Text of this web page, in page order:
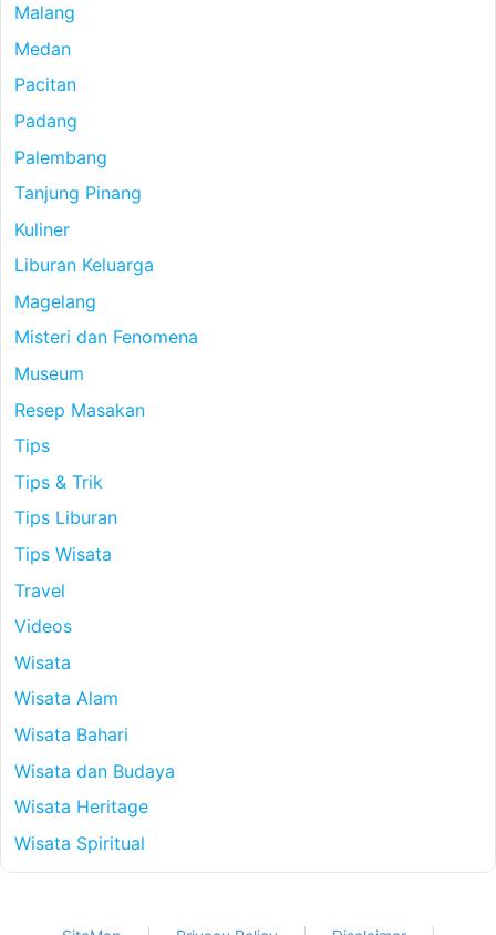
Malang
Medan
Pacitan
Padang
Palembang
Tanjung Pinang
Kuliner
Liburan Keluarga
Magelang
Misteri dan Fenomena
Museum
Resep Masakan
Tips
Tips & Trik
Tips Liburan
Tips Wisata
Travel
Videos
Wisata
Wisata Alam
Wisata Bahari
Wisata dan Budaya
Wisata Heritage
Wisata Spiritual